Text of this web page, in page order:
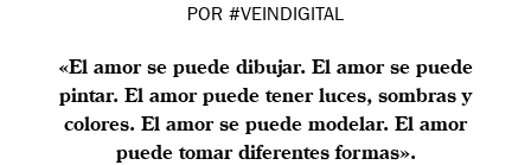
POR #VEINDIGITAL
«El amor se puede dibujar. El amor se puede
pintar. El amor puede tener luces, sombras y
colores. El amor se puede modelar. El amor
puede tomar diferentes formas».